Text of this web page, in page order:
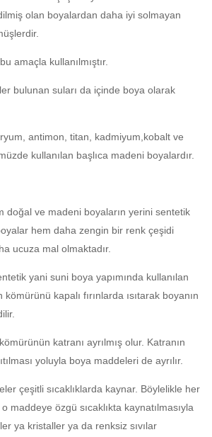
olan boyalardan daha iyi solmayan
amaçla kullanılmıştır.
bulunan suları da içinde boya olarak
antimon, titan, kadmiyum,kobalt ve
kullanılan başlıca madeni boyalardır.
doğal ve madeni boyaların yerini sentetik
hem daha zengin bir renk çeşidi
ucuza mal olmaktadır.
yani suni boya yapımında kullanılan
kapalı fırınlarda ısıtarak boyanın
katranı ayrılmış olur. Katranın
yoluyla boya maddeleri de ayrılır.
çeşitli sıcaklıklarda kaynar. Böylelikle her
maddeye özgü sıcaklıkta kaynatılmasıyla
ya kristaller ya da renksiz sıvılar